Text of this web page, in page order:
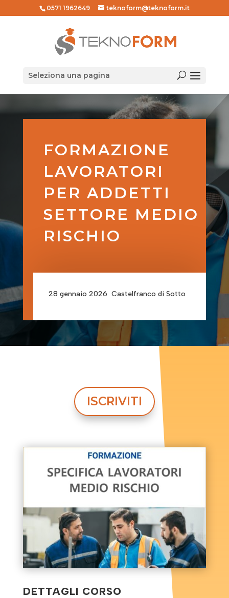
0571 1962649 teknoform@teknoform.it
Seleziona una pagina
FORMAZIONE
LAVORATORI
PER ADDETTI
SETTORE MEDIO
RISCHIO
28 gennaio 2026 Castelfranco di Sotto
ISCRIVITI
DETTAGLI CORSO